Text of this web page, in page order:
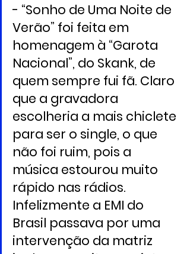
- “Sonho de Uma Noite de
Verão” foi feita em
homenagem à “Garota
Nacional”, do Skank, de
quem sempre fui fã. Claro
que a gravadora
escolheria a mais chiclete
para ser o single, o que
não foi ruim, pois a
música estourou muito
rápido nas rádios.
Infelizmente a EMI do
Brasil passava por uma
intervenção da matriz